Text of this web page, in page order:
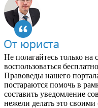
Не полагайтесь только на
воспользоваться
Правоведы нашего
постараются помочь в
составить уведомление
нежели делать это своими